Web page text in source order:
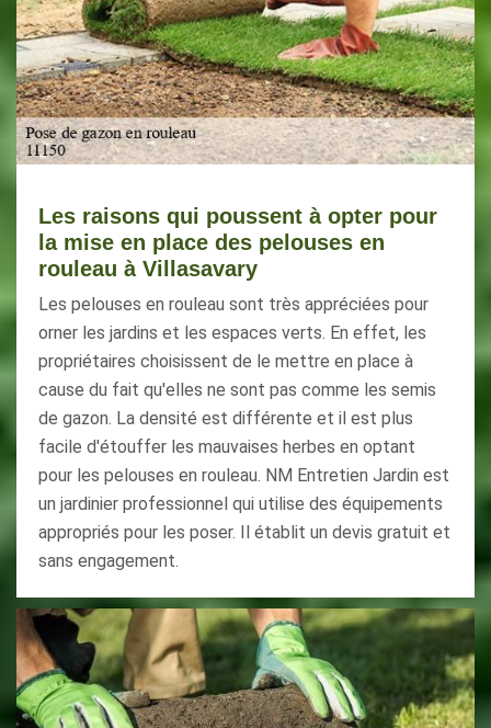
Les raisons qui poussent à opter pour
la mise en place des pelouses en
rouleau à Villasavary
Les pelouses en rouleau sont très appréciées pour
orner les jardins et les espaces verts. En effet, les
propriétaires choisissent de le mettre en place à
cause du fait qu'elles ne sont pas comme les semis
de gazon. La densité est différente et il est plus
facile d'étouffer les mauvaises herbes en optant
pour les pelouses en rouleau. NM Entretien Jardin est
un jardinier professionnel qui utilise des équipements
appropriés pour les poser. Il établit un devis gratuit et
sans engagement.